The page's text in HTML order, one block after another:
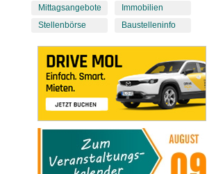
Mittagsangebote
Stellenbörse
Immobilien
Baustelleninfo